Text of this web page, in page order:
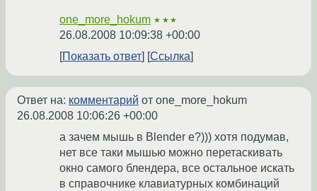
one_more_hokum ★★★
26.08.2008 10:09:38 +00:00
Показать ответ
Ссылка
Ответ на: комментарий от one_more_hokum
26.08.2008 10:06:26 +00:00
а зачем мышь в Blender е?))) хотя подумав,
нет все таки мышью можно перетаскивать
окно самого блендера, все остальное искать
в справочнике клавиатурных комбинаций